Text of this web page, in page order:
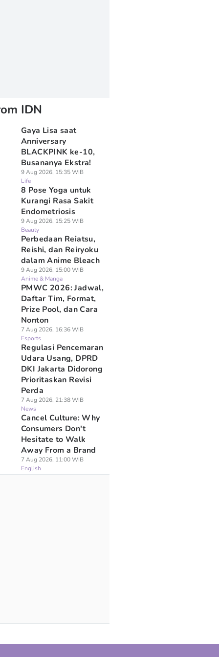
IDN
Gaya Lisa saat
Anniversary
BLACKPINK ke-10,
Busananya Ekstra!
9 Aug 2026, 15:35 WIB
Life
8 Pose Yoga untuk
Kurangi Rasa Sakit
Endometriosis
9 Aug 2026, 15:25 WIB
Beauty
Perbedaan Reiatsu,
Reishi, dan Reiryoku
dalam Anime Bleach
9 Aug 2026, 15:00 WIB
Anime & Manga
PMWC 2026: Jadwal,
Daftar Tim, Format,
Prize Pool, dan Cara
Nonton
7 Aug 2026, 16:36 WIB
Esports
Regulasi Pencemaran
Udara Usang, DPRD
DKI Jakarta Didorong
Prioritaskan Revisi
Perda
7 Aug 2026, 21:38 WIB
News
Cancel Culture: Why
Consumers Don't
Hesitate to Walk
Away From a Brand
7 Aug 2026, 11:00 WIB
English